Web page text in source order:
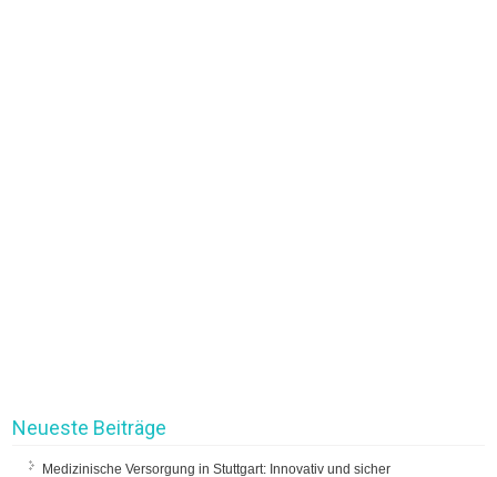
Neueste Beiträge
Medizinische Versorgung in Stuttgart: Innovativ und sicher